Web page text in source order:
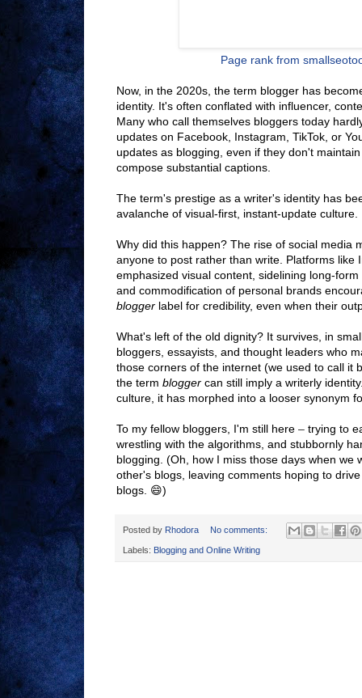
Page rank from
Now, in the 2020s, the term blogger has
identity. It's often conflated with influencer,
Many who call themselves bloggers today
updates on Facebook, Instagram, TikTok, or
updates as blogging, even if they don't
compose substantial captions.
The term's prestige as a writer's identity has
avalanche of visual-first, instant-update culture.
Why did this happen? The rise of social media
anyone to post rather than write. Platforms like
emphasized visual content, sidelining long-
and commodification of personal brands
blogger label for credibility, even when their
What's left of the old dignity? It survives, in
bloggers, essayists, and thought leaders who
those corners of the internet (we used to call it
the term blogger can still imply a writerly
culture, it has morphed into a looser synonym
To my fellow bloggers, I'm still here – trying to
wrestling with the algorithms, and stubbornly
blogging. (Oh, how I miss those days when we
other's blogs, leaving comments hoping to
blogs. 😄)
Posted by Rhodora No comments:
Labels: Blogging and Online Writing